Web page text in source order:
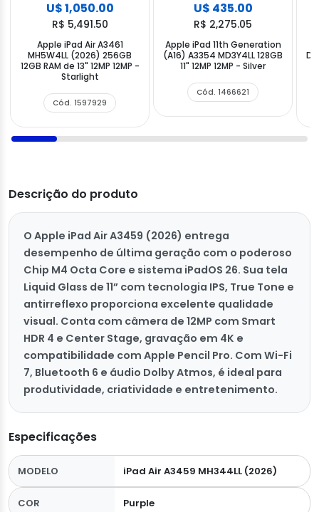
U$ 1,050.00
R$ 5,491.50
Apple iPad Air A3461
MH5W4LL (2026) 256GB
12GB RAM de 13" 12MP 12MP -
Starlight
Cód. 1597929
U$ 435.00
R$ 2,275.05
Apple iPad 11th Generation
(A16) A3354 MD3Y4LL 128GB
11" 12MP 12MP - Silver
Cód. 1466621
Descrição do produto
O Apple iPad Air A3459 (2026) entrega
desempenho de última geração com o poderoso
Chip M4 Octa Core e sistema iPadOS 26. Sua tela
Liquid Glass de 11” com tecnologia IPS, True Tone e
antirreflexo proporciona excelente qualidade
visual. Conta com câmera de 12MP com Smart
HDR 4 e Center Stage, gravação em 4K e
compatibilidade com Apple Pencil Pro. Com Wi-Fi
7, Bluetooth 6 e áudio Dolby Atmos, é ideal para
produtividade, criatividade e entretenimento.
Especificações
MODELO iPad Air A3459 MH344LL (2026)
COR Purple